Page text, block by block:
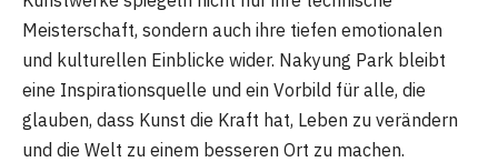
Meisterschaft, sondern auch ihre tiefen emotionalen
und kulturellen Einblicke wider. Nakyung Park bleibt
eine Inspirationsquelle und ein Vorbild für alle, die
glauben, dass Kunst die Kraft hat, Leben zu verändern
und die Welt zu einem besseren Ort zu machen.